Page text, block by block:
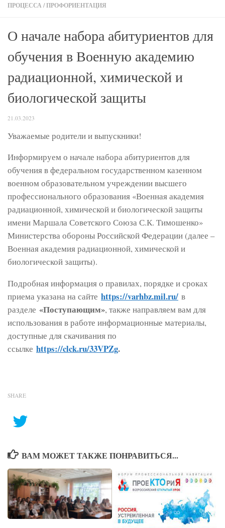
ПРОЦЕССА/ПРОФОРИЕНТАЦИЯ
О начале набора абитуриентов для
обучения в Военную академию
радиационной, химической и
биологической защиты
21.03.2023
Уважаемые родители и выпускники!
Информируем о начале набора абитуриентов для
обучения в федеральном государственном казенном
военном образовательном учреждении высшего
профессионального образования «Военная академия
радиационной, химической и биологической защиты
имени Маршала Советского Союза С.К. Тимошенко»
Министерства обороны Российской Федерации (далее –
Военная академия радиационной, химической и
биологической защиты).
Подробная информация о правилах, порядке и сроках
приема указана на сайте https://varhbz.mil.ru/ в
разделе «Поступающим», также направляем вам для
использования в работе информационные материалы,
доступные для скачивания по
ссылке https://clck.ru/33VPZg.
SHARE
ВАМ МОЖЕТ ТАКЖЕ ПОНРАВИТЬСЯ...